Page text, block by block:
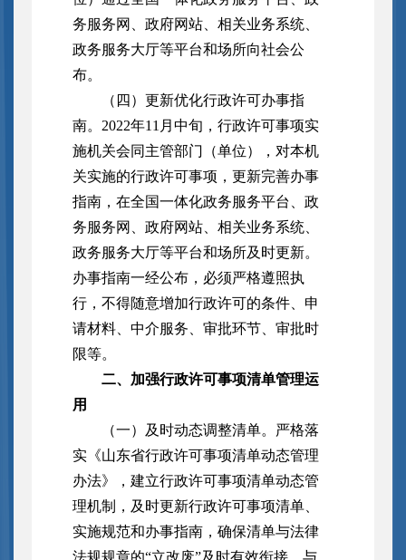
务服务网、政府网站、相关业务系统、
政务服务大厅等平台和场所向社会公
布。
（四）更新优化行政许可办事指
南。2022年11月中旬，行政许可事项实
施机关会同主管部门（单位），对本机
关实施的行政许可事项，更新完善办事
指南，在全国一体化政务服务平台、政
务服务网、政府网站、相关业务系统、
政务服务大厅等平台和场所及时更新。
办事指南一经公布，必须严格遵照执
行，不得随意增加行政许可的条件、申
请材料、中介服务、审批环节、审批时
限等。
二、加强行政许可事项清单管理运
用
（一）及时动态调整清单。严格落
实《山东省行政许可事项清单动态管理
办法》，建立行政许可事项清单动态管
理机制，及时更新行政许可事项清单、
实施规范和办事指南，确保清单与法律
法规规章的“立改废”及时有效衔接，与